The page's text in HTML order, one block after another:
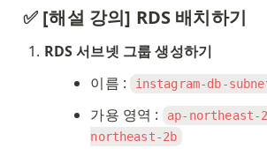
✅ [해설 강의] RDS 배치하기
RDS 서브넷 그룹 생성하기
이름 :
instagram-db-
가용 영역 : ap-northeast-
northeast-2b